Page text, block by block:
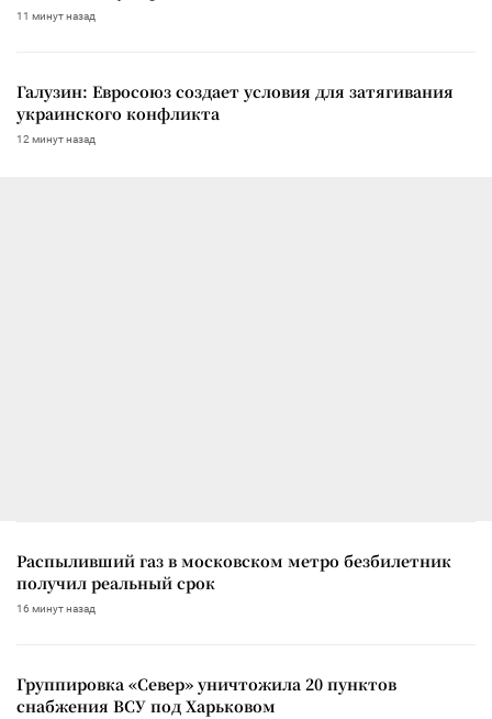
11 минут назад
Галузин: Евросоюз создает условия для затягивания
украинского конфликта
12 минут назад
Распыливший газ в московском метро безбилетник
получил реальный срок
16 минут назад
Группировка «Север» уничтожила 20 пунктов
снабжения ВСУ под Харьковом